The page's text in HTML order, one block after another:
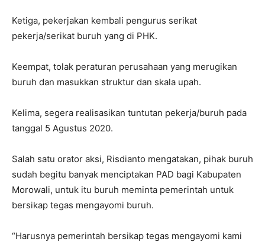
Ketiga, pekerjakan kembali pengurus serikat
pekerja/serikat buruh yang di PHK.
Keempat, tolak peraturan perusahaan yang merugikan
buruh dan masukkan struktur dan skala upah.
Kelima, segera realisasikan tuntutan pekerja/buruh pada
tanggal 5 Agustus 2020.
Salah satu orator aksi, Risdianto mengatakan, pihak buruh
sudah begitu banyak menciptakan PAD bagi Kabupaten
Morowali, untuk itu buruh meminta pemerintah untuk
bersikap tegas mengayomi buruh.
“Harusnya pemerintah bersikap tegas mengayomi kami